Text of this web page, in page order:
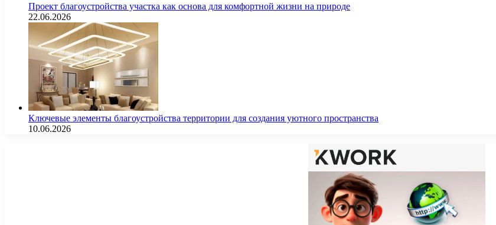
Проект благоустройства участка как основа для комфортной жизни на природе
22.06.2026
Ключевые элементы благоустройства территории для создания уютного пространства
10.06.2026